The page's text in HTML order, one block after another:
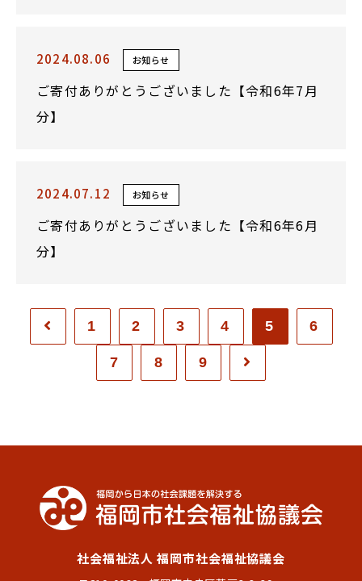
2024.08.06 お知らせ
ご寄付ありがとうございました【令和6年7月
分】
2024.07.12 お知らせ
ご寄付ありがとうございました【令和6年6月
分】
1 2 3 4 5 6
7 8 9
社会福祉法人 福岡市社会福祉協議会